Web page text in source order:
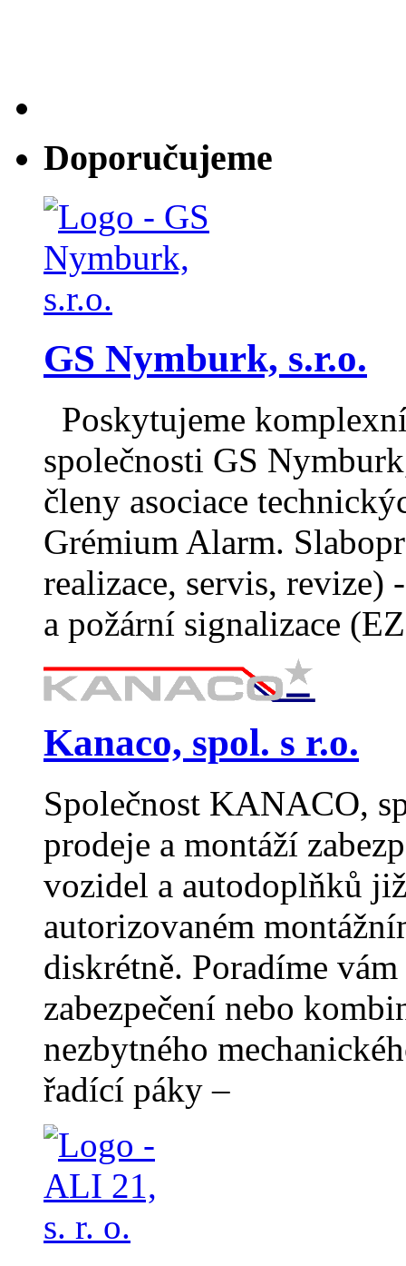
Doporučujeme
GS Nymburk, s.r.o.
Poskytujeme
společnosti GS
členy asociace
Grémium Alarm.
realizace, servis,
a požární signalizace
Kanaco, spol. s r.o.
Společnost KANACO,
prodeje a montáží
vozidel a autodoplňků
autorizovaném
diskrétně. Poradíme
zabezpečení nebo
nezbytného
řadící páky –